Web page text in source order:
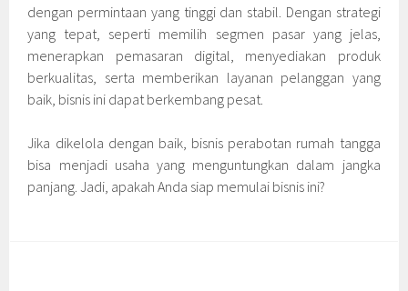
dengan permintaan yang tinggi dan stabil. Dengan strategi
yang tepat, seperti memilih segmen pasar yang jelas,
menerapkan pemasaran digital, menyediakan produk
berkualitas, serta memberikan layanan pelanggan yang
baik, bisnis ini dapat berkembang pesat.
Jika dikelola dengan baik, bisnis perabotan rumah tangga
bisa menjadi usaha yang menguntungkan dalam jangka
panjang. Jadi, apakah Anda siap memulai bisnis ini?